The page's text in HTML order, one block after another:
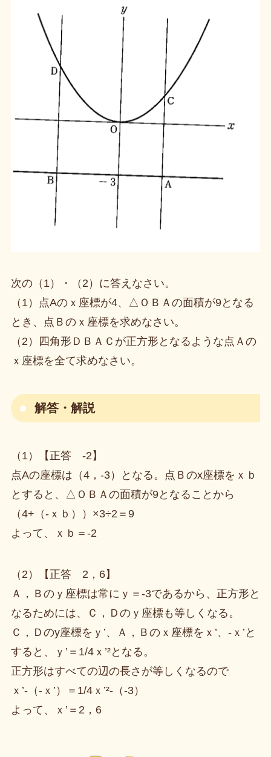
次の（1）・（2）に答えなさい。
（1）点Aのｘ座標が4、△ＯＢＡの面積が9となる
とき、点Ｂのｘ座標を求めなさい。
（2）四角形ＤＢＡＣが正方形となるような点Ａの
ｘ座標を全て求めなさい。
解答・解説
（1）【正答 -2】
点Aの座標は（4，-3）となる。点Ｂのx座標をｘｂ
とすると、△ＯＢＡの面積が9となることから
（4+（-ｘｂ））×3÷2＝9
よって、ｘｂ＝-2
（2）【正答 2，6】
Ａ，Ｂのｙ座標は常にｙ＝-3であるから、正方形と
なるためには、Ｃ，Ｄのｙ座標も等しくなる。
Ｃ，Ｄのy座標をｙ’、Ａ，Ｂのｘ座標をｘ’、-ｘ’と
すると、ｙ’＝1/4ｘ’²となる。
正方形はすべての辺の長さが等しくなるので
ｘ’-（-ｘ’）＝1/4ｘ’²-（-3）
よって、ｘ’＝2，6